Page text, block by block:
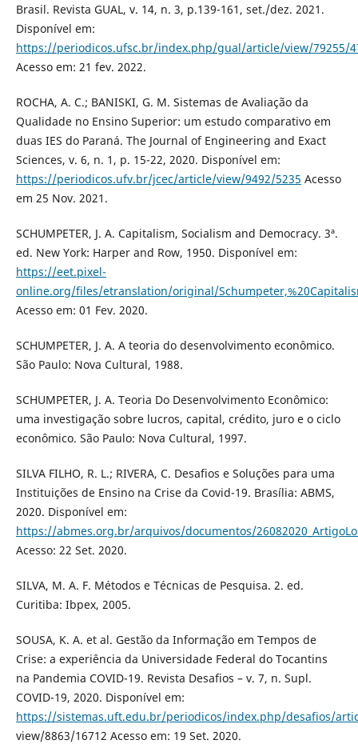
Brasil. Revista GUAL, v. 14, n. 3, p.139-161, set./dez. 2021.
Disponível em:
https://periodicos.ufsc.br/index.php/gual/article/view/79255/
Acesso em: 21 fev. 2022.
ROCHA, A. C.; BANISKI, G. M. Sistemas de Avaliação da
Qualidade no Ensino Superior: um estudo comparativo em
duas IES do Paraná. The Journal of Engineering and Exact
Sciences, v. 6, n. 1, p. 15-22, 2020. Disponível em:
https://periodicos.ufv.br/jcec/article/view/9492/5235 Acesso
em 25 Nov. 2021.
SCHUMPETER, J. A. Capitalism, Socialism and Democracy. 3ª.
ed. New York: Harper and Row, 1950. Disponível em:
https://eet.pixel-
online.org/files/etranslation/original/
Acesso em: 01 Fev. 2020.
SCHUMPETER, J. A. A teoria do desenvolvimento econômico.
São Paulo: Nova Cultural, 1988.
SCHUMPETER, J. A. Teoria Do Desenvolvimento Econômico:
uma investigação sobre lucros, capital, crédito, juro e o ciclo
econômico. São Paulo: Nova Cultural, 1997.
SILVA FILHO, R. L.; RIVERA, C. Desafios e Soluções para uma
Instituições de Ensino na Crise da Covid-19. Brasília: ABMS,
2020. Disponível em:
https://abmes.org.br/arquivos/documentos/
Acesso: 22 Set. 2020.
SILVA, M. A. F. Métodos e Técnicas de Pesquisa. 2. ed.
Curitiba: Ibpex, 2005.
SOUSA, K. A. et al. Gestão da Informação em Tempos de
Crise: a experiência da Universidade Federal do Tocantins
na Pandemia COVID-19. Revista Desafios – v. 7, n. Supl.
COVID-19, 2020. Disponível em:
https://sistemas.uft.edu.br/periodicos/index.php/desafios/
view/8863/16712 Acesso em: 19 Set. 2020.